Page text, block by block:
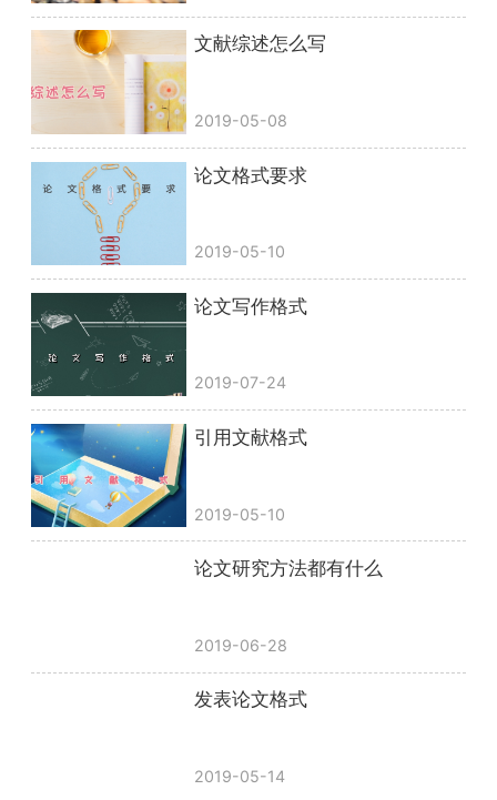
文献综述怎么写
2019-05-08
论文格式要求
2019-05-10
论文写作格式
2019-07-24
引用文献格式
2019-05-10
论文研究方法都有什么
2019-06-28
发表论文格式
2019-05-14